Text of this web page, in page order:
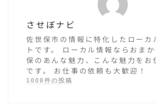
させぼナビ
佐世保市の情報に特化したローカ
トです。 ローカル情報ならおま
保のあんな魅力、こんな魅力をお
です。 お仕事の依頼も大歓迎！
1008件の投稿